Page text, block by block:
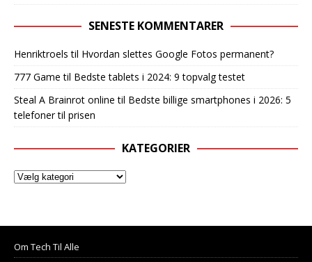
SENESTE KOMMENTARER
Henriktroels til Hvordan slettes Google Fotos permanent?
777 Game til Bedste tablets i 2024: 9 topvalg testet
Steal A Brainrot online til Bedste billige smartphones i 2026: 5
telefoner til prisen
KATEGORIER
Om Tech Til Alle